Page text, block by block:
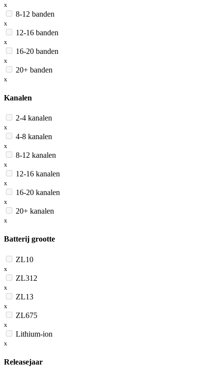
x
8-12 banden
x
12-16 banden
x
16-20 banden
x
20+ banden
x
Kanalen
2-4 kanalen
x
4-8 kanalen
x
8-12 kanalen
x
12-16 kanalen
x
16-20 kanalen
x
20+ kanalen
x
Batterij grootte
ZL10
x
ZL312
x
ZL13
x
ZL675
x
Lithium-ion
x
Releasejaar